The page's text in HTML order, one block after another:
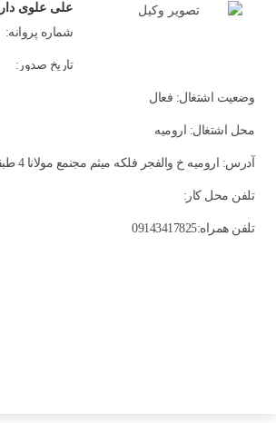
علی علوی
شماره پروانه:
تاریخ صدور:
وضعیت اشتغال: فعال
محل اشتغال: اروميه
آدرس: ارومیه خ والفجر فلکه میثم مجنمع مولانا 4 طبقه اول واحد 4
تلفن محل کار:
تلفن همراه:09143417825